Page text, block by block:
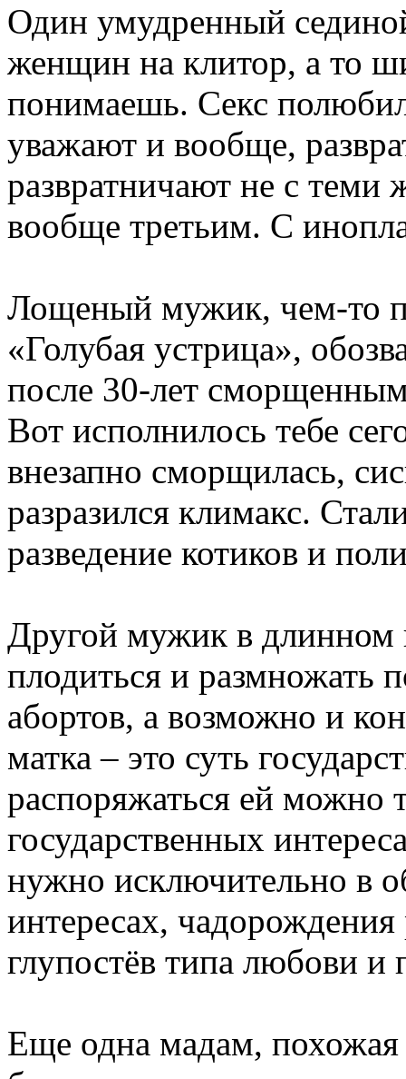
Один умудренный
женщин на клитор, а то
понимаешь. Секс
уважают и вообще,
развратничают не с
вообще третьим. С
Лощеный мужик, чем-то
«Голубая устрица»,
после 30-лет
Вот исполнилось тебе
внезапно сморщилась,
разразился климакс.
разведение котиков и
Другой мужик в длинном
плодиться и размножать
абортов, а возможно и
матка – это суть
распоряжаться ей можно
государственных
нужно исключительно в
интересах,
глупостёв типа любови и
Еще одна мадам, похожая